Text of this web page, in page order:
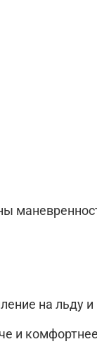
на льду и
и